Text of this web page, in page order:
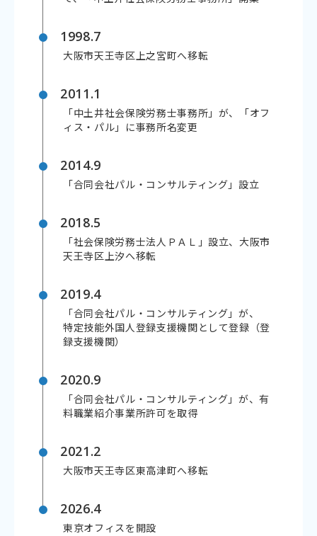
1998.7
大阪市天王寺区上之宮町へ移転
2011.1
「中土井社会保険労務士事務所」が、「オフ
ィス・パル」に事務所名変更
2014.9
「合同会社パル・コンサルティング」設立
2018.5
「社会保険労務士法人ＰＡＬ」設立、大阪市
天王寺区上汐へ移転
2019.4
「合同会社パル・コンサルティング」が、
特定技能外国人登録支援機関として登録（登
録支援機関）
2020.9
「合同会社パル・コンサルティング」が、有
料職業紹介事業所許可を取得
2021.2
大阪市天王寺区東高津町へ移転
2026.4
東京オフィスを開設